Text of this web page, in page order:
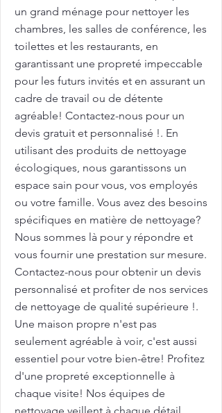
un grand ménage pour nettoyer les
chambres, les salles de conférence, les
toilettes et les restaurants, en
garantissant une propreté impeccable
pour les futurs invités et en assurant un
cadre de travail ou de détente
agréable! Contactez-nous pour un
devis gratuit et personnalisé !. En
utilisant des produits de nettoyage
écologiques, nous garantissons un
espace sain pour vous, vos employés
ou votre famille. Vous avez des besoins
spécifiques en matière de nettoyage?
Nous sommes là pour y répondre et
vous fournir une prestation sur mesure.
Contactez-nous pour obtenir un devis
personnalisé et profiter de nos services
de nettoyage de qualité supérieure !.
Une maison propre n'est pas
seulement agréable à voir, c'est aussi
essentiel pour votre bien-être! Profitez
d'une propreté exceptionnelle à
chaque visite! Nos équipes de